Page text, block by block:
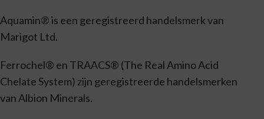
Aquamin® is een geregistreerd handelsmerk van
Marigot Ltd.
Ferrochel® en TRAACS® (The Real Amino Acid
Chelate System) zijn geregistreerde handelsmerken
van Albion Minerals.